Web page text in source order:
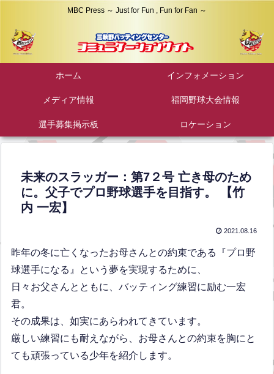
MBC Press ～ Just for Fun , Fun for Fan ～
ホーム インフォメーション
メディア情報 福岡野球大会情報
選手募集掲示板 ロケーション
未来のスラッガー：第7２号 亡き母のため
に。父子でプロ野球選手を目指す。 【竹
内 一宏】
2021.08.16
昨年の冬に亡くなったお母さんとの約束である『プロ野
球選手になる』という夢を実現するために、
日々お父さんとともに、バッティング練習に励む一宏
君。
その成果は、如実にあらわれてきています。
厳しい練習にも耐えながら、お母さんとの約束を胸にと
ても頑張っている少年を紹介します。